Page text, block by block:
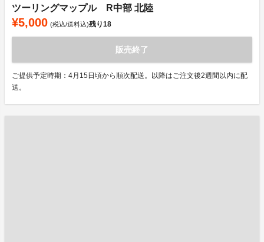
ツーリングマップル R中部 北陸
¥5,000 (税込/送料込)残り18
販売終了
ご提供予定時期：4月15日頃から順次配送。以降はご注文後2週間以内に配
送。